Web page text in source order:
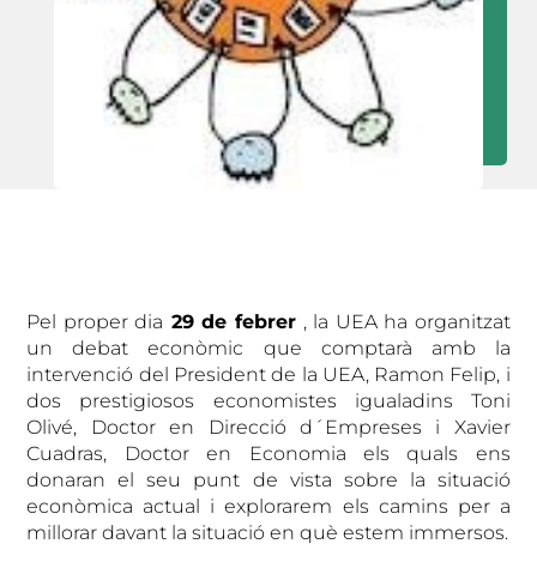
Pel proper dia 29 de febrer , la UEA ha organitzat
un debat econòmic que comptarà amb la
intervenció del President de la UEA, Ramon Felip, i
dos prestigiosos economistes igualadins Toni
Olivé, Doctor en Direcció d´Empreses i Xavier
Cuadras, Doctor en Economia els quals ens
donaran el seu punt de vista sobre la situació
econòmica actual i explorarem els camins per a
millorar davant la situació en què estem immersos.